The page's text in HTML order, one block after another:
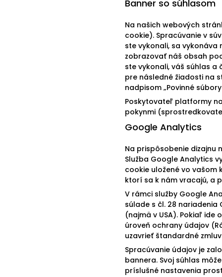
Banner so súhlasom
Na našich webových
cookie). Spracúvanie v
ste vykonali, sa vykonáva
zobrazovať náš obsah
ste vykonali, váš súhlas a
pre následné žiadosti na
nadpisom „Povinné
Poskytovateľ platformy
pokynmi
Google Analytics
Na prispôsobenie dizajnu
Služba Google Analytics
cookie uložené vo
ktorí sa k nám vracajú, a
V rámci služby Google
súlade s čl. 28 nariadenia
(najmä v USA). Pokiaľ
úroveň ochrany údajov
uzavrieť štandardné
Spracúvanie údajov je
bannera. Svoj súhlas
príslušné nastavenia